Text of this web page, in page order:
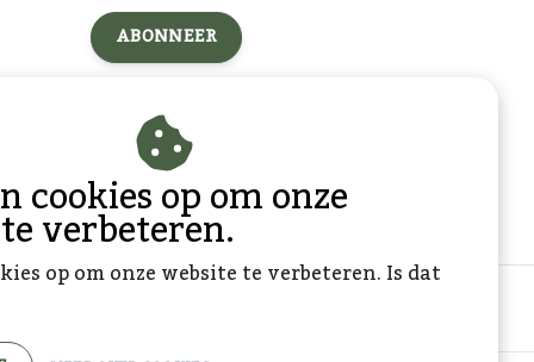
ABONNEER
cookies op om onze
verbeteren.
op om onze website te verbeteren. Is dat